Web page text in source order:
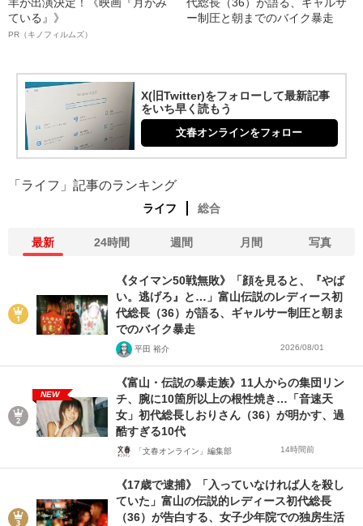
ている』》
PR（キノフィルムズ）
ー制圧と朝までのバイク暴走
X(旧Twitter)をフォローして最新記事
をいち早く読もう
文春オンラインをフォロー
「ライフ」記事のランキング
ライフ 総合
最新 24時間 週間 月間 写真
《タイマン50戦無敗》「顔を見ると、『やば
い。逃げろ』と…」富山伝説のレディース初
代総長（36）が語る、ギャルサー制圧と朝ま
でのバイク暴走
平田 裕介 2026/08/01
NEW
《富山・伝説の暴走族》11人からの集団リン
チ、腕に10箇所以上の根性焼き…「音速天
女」初代総長しおりさん（36）が明かす、過
酷すぎる10代
「文春オンライン」編集部 14時間前
《17歳で逮捕》「入っていなければ人を殺し
ていた」富山の伝説的レディース初代総長
（36）が告白する、女子少年院での独房生活